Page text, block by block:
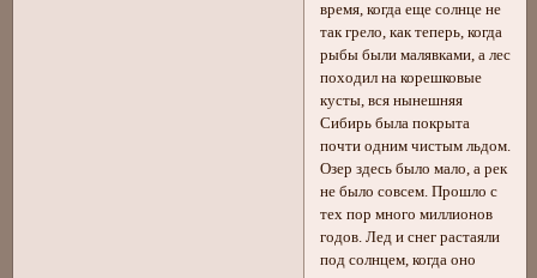
время, когда еще солнце не
так грело, как теперь, когда
рыбы были малявками, а лес
походил на корешковые
кусты, вся нынешняя
Сибирь была покрыта
почти одним чистым льдом.
Озер здесь было мало, а рек
не было совсем. Прошло с
тех пор много миллионов
годов. Лед и снег растаяли
под солнцем, когда оно